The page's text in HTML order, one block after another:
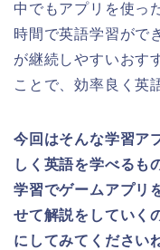
中でもアプリを使っ
時間で英語学習がで
が継続しやすいおす
ことで、効率良く英
今回はそんな学習ア
しく英語を学べるも
学習でゲームアプリ
せて解説をしていく
にしてみてください